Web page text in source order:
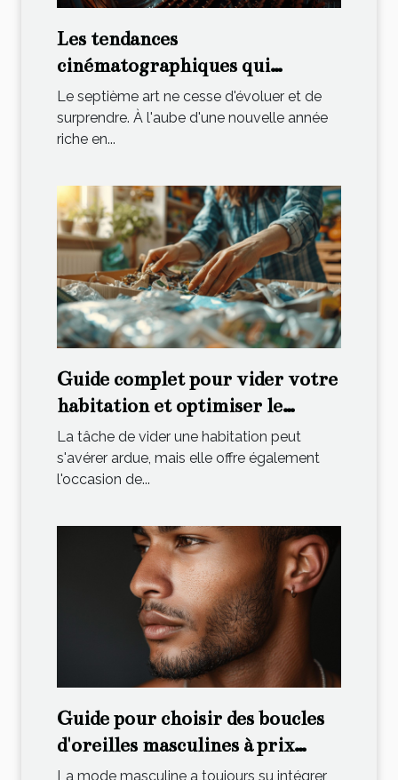
Les tendances
cinématographiques qui
façonnent l'année
Le septième art ne cesse d'évoluer et de
surprendre. À l'aube d'une nouvelle année
riche en...
Guide complet pour vider votre
habitation et optimiser le
recyclage
La tâche de vider une habitation peut
s'avérer ardue, mais elle offre également
l'occasion de...
Guide pour choisir des boucles
d'oreilles masculines à prix
abordable
La mode masculine a toujours su intégrer